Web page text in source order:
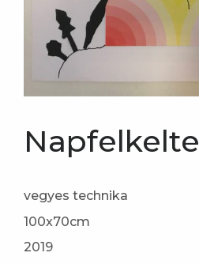
Napfelkelte
vegyes technika
100x70cm
2019